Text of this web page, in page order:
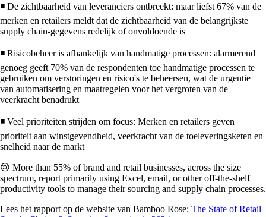
◾ De zichtbaarheid van leveranciers ontbreekt: maar liefst 67% van de
merken en retailers meldt dat de zichtbaarheid van de belangrijkste
supply chain-gegevens redelijk of onvoldoende is
◾ Risicobeheer is afhankelijk van handmatige processen: alarmerend
genoeg geeft 70% van de respondenten toe handmatige processen te
gebruiken om verstoringen en risico's te beheersen, wat de urgentie
van automatisering en maatregelen voor het vergroten van de
veerkracht benadrukt
◾ Veel prioriteiten strijden om focus: Merken en retailers geven
prioriteit aan winstgevendheid, veerkracht van de toeleveringsketen en
snelheid naar de markt
😢 More than 55% of brand and retail businesses, across the size
spectrum, report primarily using Excel, email, or other off-the-shelf
productivity tools to manage their sourcing and supply chain processes.
Lees het rapport op de website van Bamboo Rose: The State of Retail